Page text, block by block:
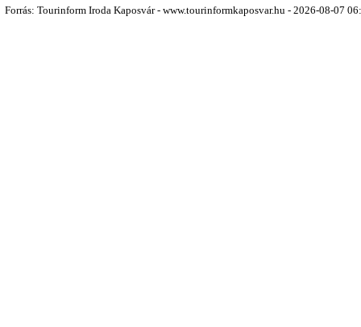
Forrás: Tourinform Iroda Kaposvár - www.tourinformkaposvar.hu - 2026-08-07